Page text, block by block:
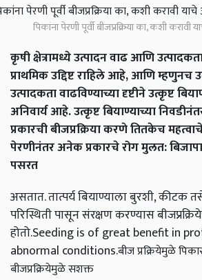
पिकांना पेरणी पूर्वी बीजप्रक्रिया का, कशी करावी
कृषी क्षेत्रामध्ये उत्पादन वाढ आणि
प्राथमिक उद्दिष्ट राहिले आहे, आणि म्हणुनच
उत्पादकता वाढविण्याच्या दृष्टीने उत्कृष्ट
अनिवार्य आहे. उत्कृष्ट बियाण्याच्या
प्रकारची बीजप्रक्रिया करणे तितकेच
पेरणीनंतर अनेक प्रकारचे रोग मुलत:
पसरत
असतात. तात्पर्य बियाण्याला बुरशी, कीटक
परिस्थिती पासून संरक्षण करण्यास
होतो.Seeding is of great benefit in
abnormal conditions.बीज प्रक्रियेमुळे
बीजप्रक्रियेमुळे सशक्त